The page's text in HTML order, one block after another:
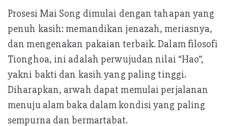
Prosesi Mai Song dimulai dengan tahapan yang
penuh kasih: memandikan jenazah, meriasnya,
dan mengenakan pakaian terbaik. Dalam filosofi
Tionghoa, ini adalah perwujudan nilai “Hao”,
yakni bakti dan kasih yang paling tinggi.
Diharapkan, arwah dapat memulai perjalanan
menuju alam baka dalam kondisi yang paling
sempurna dan bermartabat.